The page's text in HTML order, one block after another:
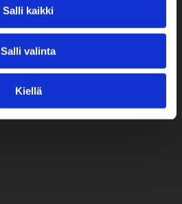
Salli kaikki
Salli valinta
Kiellä